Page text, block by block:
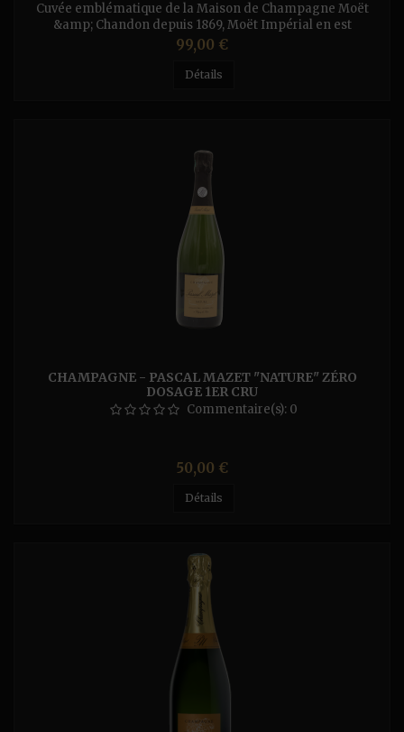
Cuvée emblématique de la Maison de Champagne Moët
&amp; Chandon depuis 1869, Moët Impérial en est
l’expression la plus accomplie et la plus universelle. Ce
champagne vibrant et généreux se distingue par son fruité
éclatant, son palais savoureux et sa maturité élégante. Le
Prix
99,00 €
Détails
CHAMPAGNE - PASCAL MAZET "NATURE" ZÉRO
DOSAGE 1ER CRU
Commentaire(s): 0
Prix
50,00 €
Détails